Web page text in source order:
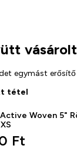
egymást erősítő
tétel
Woven 5"
Ft‎